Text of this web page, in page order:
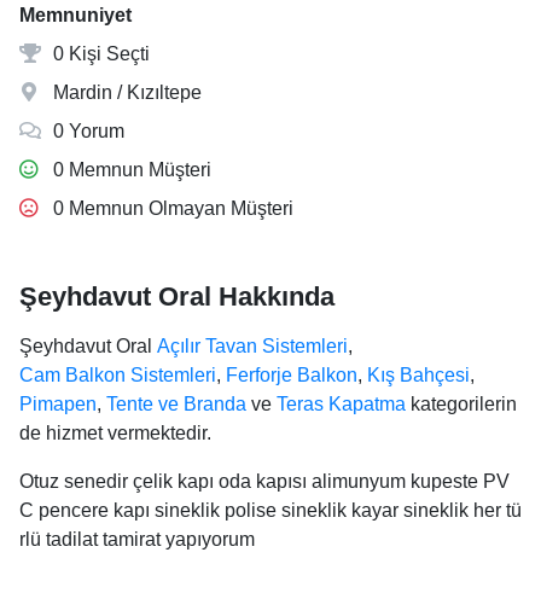
Memnuniyet
0 Kişi Seçti
Mardin / Kızıltepe
0 Yorum
0 Memnun Müşteri
0 Memnun Olmayan Müşteri
Şeyhdavut Oral Hakkında
Şeyhdavut Oral Açılır Tavan Sistemleri,
Cam Balkon Sistemleri, Ferforje Balkon, Kış Bahçesi,
Pimapen, Tente ve Branda ve Teras Kapatma kategorilerin
de hizmet vermektedir.
Otuz senedir çelik kapı oda kapısı alimunyum kupeste PV
C pencere kapı sineklik polise sineklik kayar sineklik her tü
rlü tadilat tamirat yapıyorum